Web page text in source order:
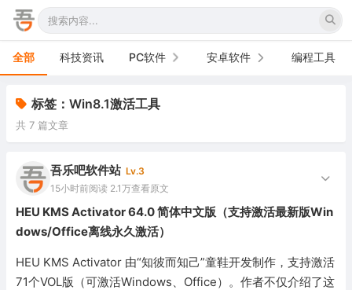
全部 科技资讯 PC软件
办公软件
网络软件
图形图像
游戏娱乐
安全防御
安卓软件
手机软件
电视软件
车机软件
编程工具
标签：Win8.1激活工具
共 7 篇文章
吾乐吧软件站 Lv.3
15小时前阅读 2.1万查看原文
HEU KMS Activator 64.0 简体中文版（支持激活最新版Win
dows/Office离线永久激活）
HEU KMS Activator 由“知彼而知己”童鞋开发制作，支持激活
71个VOL版（可激活Windows、Office）。作者不仅介绍了这